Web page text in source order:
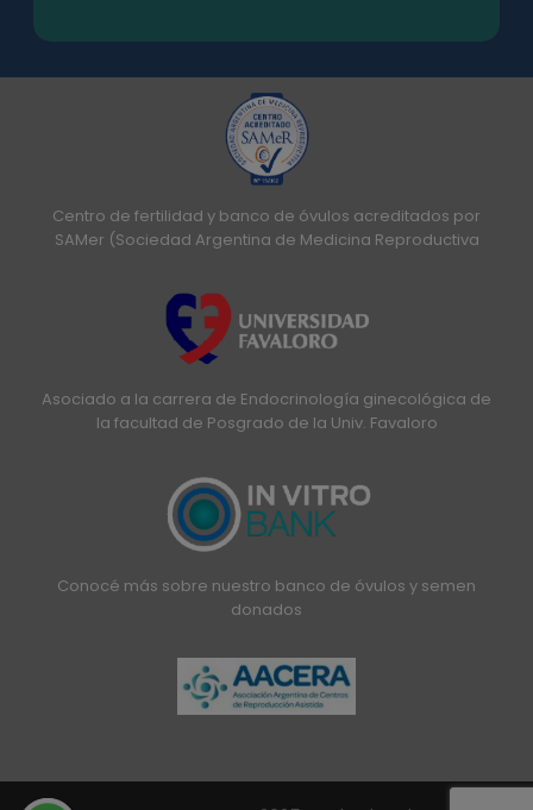
Centro de fertilidad y banco de óvulos acreditados por
SAMer (Sociedad Argentina de Medicina Reproductiva
Asociado a la carrera de Endocrinología ginecológica de
la facultad de Posgrado de la Univ. Favaloro
Conocé más sobre nuestro banco de óvulos y semen
donados